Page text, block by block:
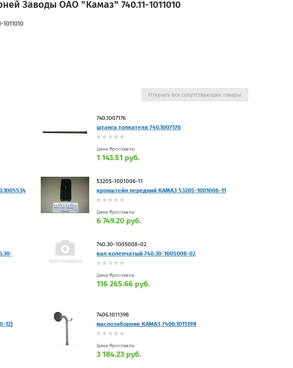
Заводы ОАО "Камаз" 740.11-1011010
740.1007176
штанга толкателя 740.1007176
Цена Ярославль:
1 143.51 руб.
53205-1001006-11
кронштейн передний КАМАЗ 53205-1001006-11
Цена Ярославль:
6 749.20 руб.
740.30-1005008-02
вал коленчатый 740.30-1005008-02
Цена Ярославль:
116 265.66 руб.
12)
7406.1011398
маслозаборник КАМАЗ 7406.1011398
Цена Ярославль:
3 184.23 руб.
Открыть все сопутствующие товары